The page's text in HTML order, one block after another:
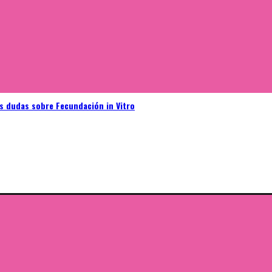
dudas sobre Fecundación in Vitro